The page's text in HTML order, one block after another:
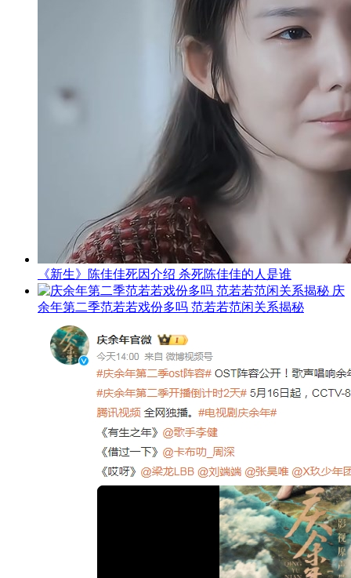
《新生》陈佳佳死因介绍 杀死陈佳佳的人是谁
庆
余年第二季范若若戏份多吗 范若若范闲关系揭秘